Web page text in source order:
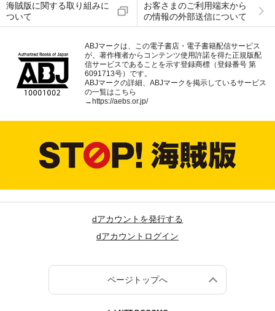
海賊版に関する取り組みに
ついて
お客さまのご利用端末から
の情報の外部送信について
ABJマークは、この電子書店・電子書籍配信サービス
が、著作権者からコンテンツ使用許諾を得た正規版配
信サービスであることを示す登録商標（登録番号 第
6091713号）です。
ABJマークの詳細、ABJマークを掲示しているサービス
の一覧はこちら
→ https://aebs.or.jp/
dアカウントを発行する
dアカウントログイン
ページトップへ